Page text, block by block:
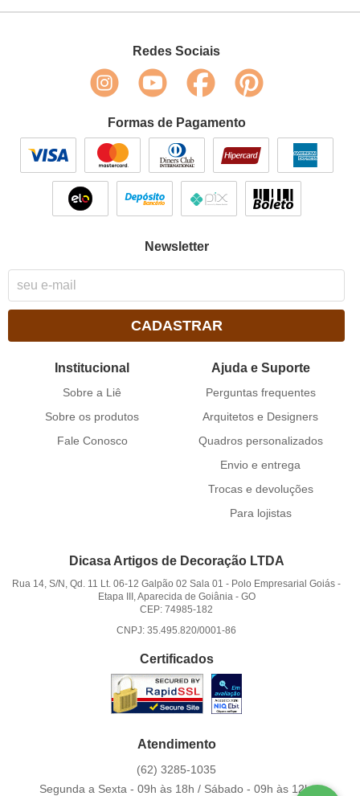
Redes Sociais
Formas de Pagamento
Newsletter
CADASTRAR
Institucional
Sobre a Liê
Sobre os produtos
Fale Conosco
Ajuda e Suporte
Perguntas frequentes
Arquitetos e Designers
Quadros personalizados
Envio e entrega
Trocas e devoluções
Para lojistas
Dicasa Artigos de Decoração LTDA
Rua 14, S/N, Qd. 11 Lt. 06-12 Galpão 02 Sala 01 - Polo Empresarial Goiás -
Etapa III, Aparecida de Goiânia- GO
CEP: 74985-182
CNPJ: 35.495.820/0001-86
Certificados
Atendimento
(62) 3285-1035
Segunda a Sexta - 09h às 18h / Sábado - 09h às 12h.